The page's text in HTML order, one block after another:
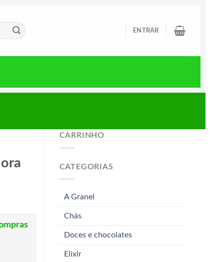
ENTRAR
CARRINHO
CATEGORIAS
A Granel
Chás
Doces e chocolates
Elixir